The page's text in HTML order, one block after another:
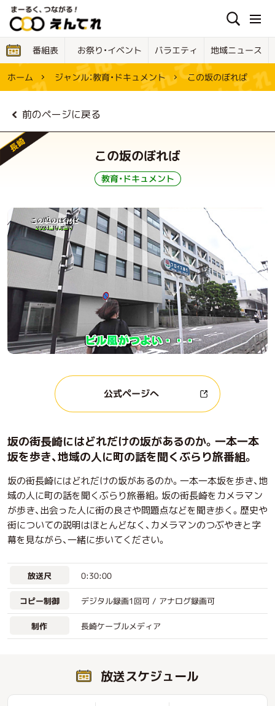
番組表 お祭り・イベント バラエティ 地域ニュース
ホーム ジャンル：教育・ドキュメント この坂のぼれば
前のページに戻る
長崎
この坂のぼれば
教育・ドキュメント
公式ページへ
坂の街長崎にはどれだけの坂があるのか。一本一本
坂を歩き、地域の人に町の話を聞くぶらり旅番組。
坂の街長崎にはどれだけの坂があるのか。一本一本坂を歩き、地
域の人に町の話を聞くぶらり旅番組。坂の街長崎をカメラマン
が歩き、出会った人に街の良さや問題点などを聞き歩く。歴史や
街についての説明はほとんどなく、カメラマンのつぶやきと字
幕を見ながら、一緒に歩いてください。
放送尺 0:30:00
コピー制御 デジタル録画1回可 / アナログ録画可
制作 長崎ケーブルメディア
放送スケジュール